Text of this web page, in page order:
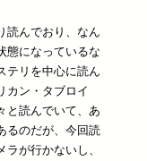
読んでおり、なん
態になっているな
テリを中心に読ん
カン・タブロイ
と読んでいて、あ
るのだが、今回読
が行かないし、